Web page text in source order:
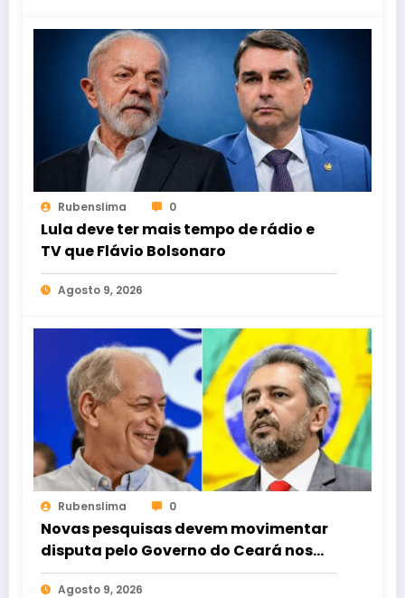
Rubenslima 0
Lula deve ter mais tempo de rádio e
TV que Flávio Bolsonaro
Agosto 9, 2026
Rubenslima 0
Novas pesquisas devem movimentar
disputa pelo Governo do Ceará nos
próximos dias
Agosto 9, 2026